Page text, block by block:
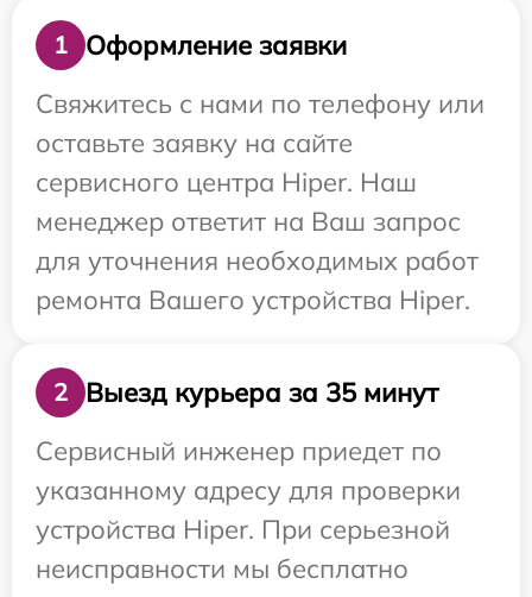
1
Оформление заявки
Свяжитесь с нами по телефону или
оставьте заявку на сайте
сервисного центра Hiper. Наш
менеджер ответит на Ваш запрос
для уточнения необходимых работ
ремонта Вашего устройства Hiper.
2
Выезд курьера за 35 минут
Сервисный инженер приедет по
указанному адресу для проверки
устройства Hiper. При серьезной
неисправности мы бесплатно